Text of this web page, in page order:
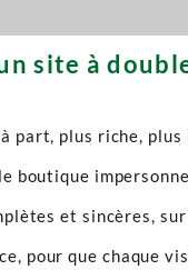
site à
part, plus riche, plus
boutique
et sincères,
pour que chaque